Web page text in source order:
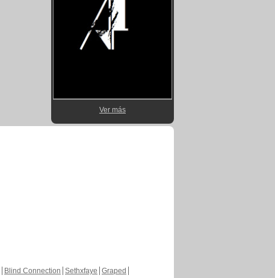
Ver más
Blind Connection Sethxfaye Graped